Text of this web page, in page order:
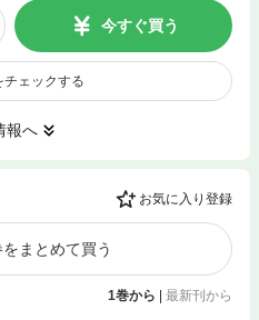
今すぐ買う
チェックする
報へ
お気に入り登録
まとめて買う
1巻から | 最新刊から